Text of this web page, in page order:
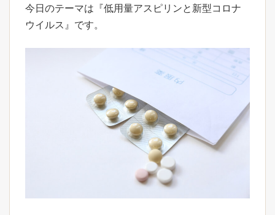
今日のテーマは『低用量アスピリンと新型コロナ
ウイルス』です。